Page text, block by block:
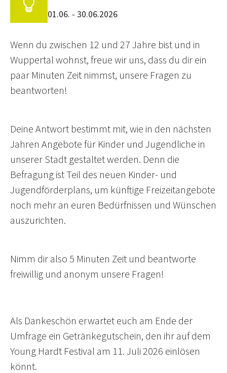
01.06. - 30.06.2026
Wenn du zwischen 12 und 27 Jahre bist und in
Wuppertal wohnst, freue wir uns, dass du dir ein
paar Minuten Zeit nimmst, unsere Fragen zu
beantworten!
Deine Antwort bestimmt mit, wie in den nächsten
Jahren Angebote für Kinder und Jugendliche in
unserer Stadt gestaltet werden. Denn die
Befragung ist Teil des neuen Kinder- und
Jugendförderplans, um künftige Freizeitangebote
noch mehr an euren Bedürfnissen und Wünschen
auszurichten.
Nimm dir also 5 Minuten Zeit und beantworte
freiwillig und anonym unsere Fragen!
Als Dankeschön erwartet euch am Ende der
Umfrage ein Getränkegutschein, den ihr auf dem
Young Hardt Festival am 11. Juli 2026 einlösen
könnt.